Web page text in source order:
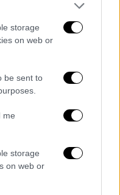
storage
on web or
be sent to
me
storage
on web or